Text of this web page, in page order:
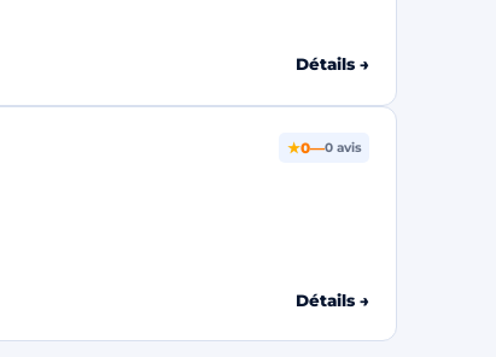
Détails →
★0—0 avis
Détails →